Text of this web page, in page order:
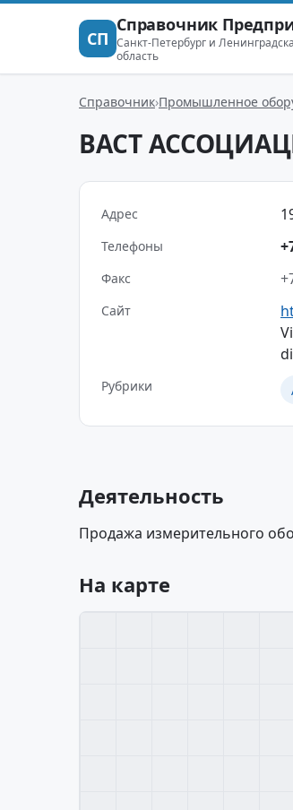
СП
Справочник
Санкт-Петербург и
область
Справочник Промышленное
ВАСТ
Адрес
Телефоны
Факс
Сайт
Рубрики
Деятельность
Продажа измерительного
На карте